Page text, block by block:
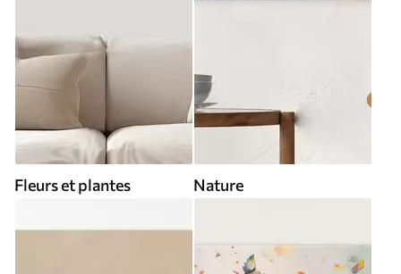
Fleurs et plantes Nature